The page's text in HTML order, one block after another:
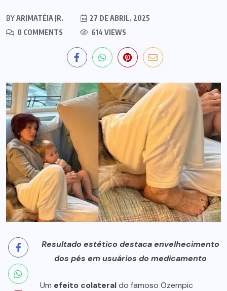
BYARIMATÉIA JR.
27 DE ABRIL, 2025
0 COMMENTS
614 VIEWS
Resultado estético destaca envelhecimento
dos pés em usuários do medicamento
Um efeito colateraldo famoso Ozempic